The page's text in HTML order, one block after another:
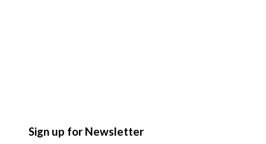
Sign up for Newsletter